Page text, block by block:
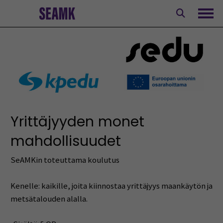
Yrittäjyyden monet
mahdollisuudet
SeAMKin toteuttama koulutus
Kenelle: kaikille, joita kiinnostaa yrittäjyys maankäytön ja
metsätalouden alalla.